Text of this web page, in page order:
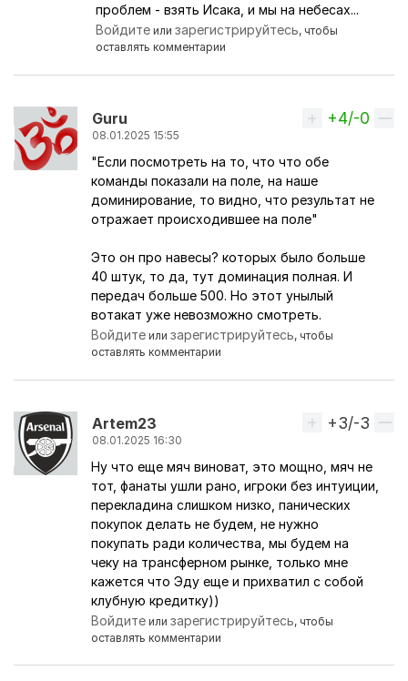
проблем - взять Исака, и мы на небесах...
Войдите илизарегистрируйтесь, чтобы
оставлять комментарии
Guru
08.01.2025 15:55
Вверх
+4/-0
"Если посмотреть на то, что что обе
команды показали на поле, на наше
доминирование, то видно, что результат не
отражает происходившее на поле"
Это он про навесы? которых было больше
40 штук, то да, тут доминация полная. И
передач больше 500. Но этот унылый
вотакат уже невозможно смотреть.
Войдите илизарегистрируйтесь, чтобы
оставлять комментарии
Artem23
08.01.2025 16:30
Вверх
+3/-3
Ну что еще мяч виноват, это мощно, мяч не
тот, фанаты ушли рано, игроки без интуиции,
перекладина слишком низко, панических
покупок делать не будем, не нужно
покупать ради количества, мы будем на
чеку на трансферном рынке, только мне
кажется что Эду еще и прихватил с собой
клубную кредитку))
Войдите илизарегистрируйтесь, чтобы
оставлять комментарии